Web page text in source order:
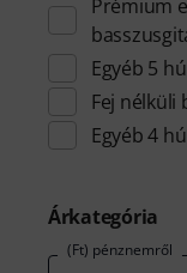
Prémium
Egyéb 5
Fej nélküli
Egyéb 4
Árkategória
(Ft) pénznemről